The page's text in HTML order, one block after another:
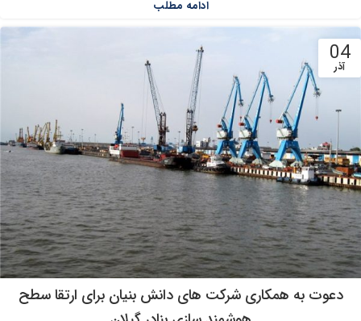
ادامه مطلب
04
آذر
دعوت به همکاری شرکت های دانش بنیان برای ارتقا سطح